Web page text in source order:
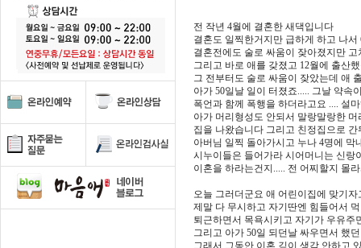
전 작년 4월에 결혼한 새댁입니다
결혼도 일찍한거지만 급하게 하고 나
결혼전에도 술로 싸움이 잦아졌지만
그리고 바로 애를 갖졌고 12월에 출산
그 전부터도 술로 싸움이 잦았는데 애
아가 50일날 일이 터졌죠..... 그날 약속
폭언과 함께 폭행을 하더라고요 .... 설
아가 머리형성도 안되서 말랑말랑한
집을 나왔습니다 그리고 친정집으로
아버님 일찍 돌아가시고 누나 4명에
시누이들은 들어가라 시어머니는 신랑
이혼을 하라는건지..... 전 어찌할지 몰
오늘 그러더군요 애 어린이집에 맞기
제말 다 무시하고 자기딴엔 힘들어서
퇴근하면서 목욕시키고 자기가 우유주
그리고 아가 50일 되던날 싸우면서 했
그래서 그동안 이혼 깊이 생각 안하고